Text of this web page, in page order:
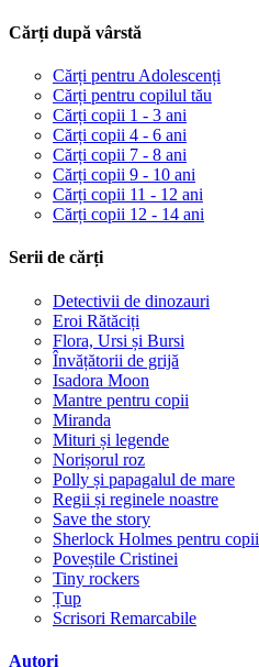
Cărți după vârstă
Cărți pentru Adolescenți
Cărți pentru copilul tău
Cărți copii 1 - 3 ani
Cărți copii 4 - 6 ani
Cărți copii 7 - 8 ani
Cărți copii 9 - 10 ani
Cărți copii 11 - 12 ani
Cărți copii 12 - 14 ani
Serii de cărți
Detectivii de dinozauri
Eroi Rătăciți
Flora, Ursi și Bursi
Învățătorii de grijă
Isadora Moon
Mantre pentru copii
Miranda
Mituri și legende
Norișorul roz
Polly și papagalul de mare
Regii și reginele noastre
Save the story
Sherlock Holmes pentru copii
Poveștile Cristinei
Tiny rockers
Țup
Scrisori Remarcabile
Autori